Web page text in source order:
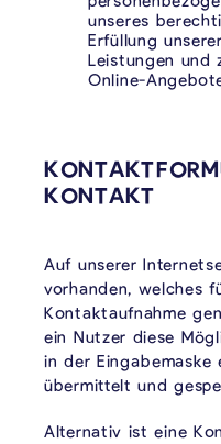
unseres
Erfüllung
Leistungen und
Online-
KONTAKT
Auf unserer
vorhanden, welches
Kontaktaufnahme
ein Nutzer diese
in der Eingabemaske
übermittelt und
Alternativ ist eine